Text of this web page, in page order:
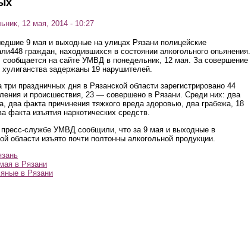
12 мая, 2014 - 10:27
9 мая и выходные на улицах Рязани полицейские
граждан, находившихся в состоянии алкогольного опьянения.
на сайте УМВД в понедельник, 12 мая. За совершение
хулиганства задержаны 19 нарушителей.
три праздничных дня в Рязанской области зарегистрировано 44
и происшествия, 23 — совершено в Рязани. Среди них: два
два факта причинения тяжкого вреда здоровью, два грабежа, 18
факта изъятия наркотических средств.
пресс-службе УМВД сообщили, что за 9 мая и выходные в
области изъято почти полтонны алкогольной продукции.
в Рязани
в Рязани